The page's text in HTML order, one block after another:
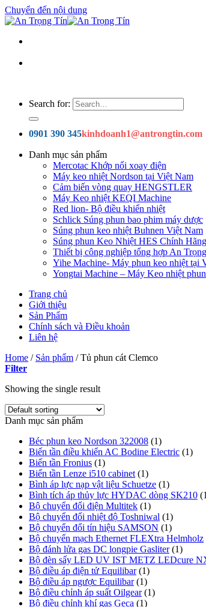
Chuyển đến nội dung
Search for:
0901 390 345kinhdoanh1@antrongtin.com
Danh mục sản phẩm
Mercotac Khớp nối xoay điện
Máy keo nhiệt Nordson tại Việt Nam
Cảm biến vòng quay HENGSTLER
Máy Keo nhiệt KEQI Machine
Red lion- Bộ điều khiển nhiệt
Schlick Súng phun bao phim máy dược
Súng phun keo nhiệt Buhnen Việt Nam
Súng phun Keo Nhiệt HES Chính Hãng
Thiết bị công nghiệp tổng hợp An
Yihe Machine- Máy phun keo nhiệt tại
Yongtai Machine – Máy Keo nhiệt
Trang chủ
Giới thiệu
Sản Phẩm
Chính sách và Điều khoản
Liên hệ
Home / Sản phẩm /Tủ phun cát Clemco
Filter
Showing the single result
Danh mục sản phẩm
Béc phun keo Nordson 322008 (1)
Biến tần điều khiển AC Bodine Electric (1)
Biến tần Fronius (1)
Biến tần Lenze i510 cabinet (1)
Bình áp lực nạp vật liệu Schuetze (1)
Bình tích áp thủy lực HYDAC dòng SK210
Bộ chuyển đổi điện Multitek (1)
Bộ chuyển đổi nhiệt độ Toshniwal (1)
Bộ chuyển đổi tín hiệu SAMSON (1)
Bộ chuyển mạch Ethernet FLEXtra Helmholz
Bộ đánh lửa gas DC longpie Gasliter (1)
Bộ đèn sấy LED UV IST METZ LEDcure
Bộ điều áp điện tử Equilibar (1)
Bộ điều áp ngược Equilibar (1)
Bộ điều chỉnh áp suất Oilgear (1)
Bộ điều chỉnh khí gas Geca (1)